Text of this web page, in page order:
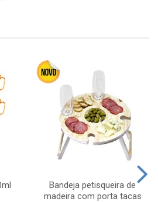
Bandeja petisqueira de
madeira com porta tacas